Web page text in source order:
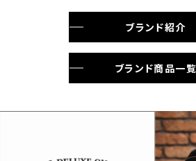
ブランド紹介
ブランド商品一覧